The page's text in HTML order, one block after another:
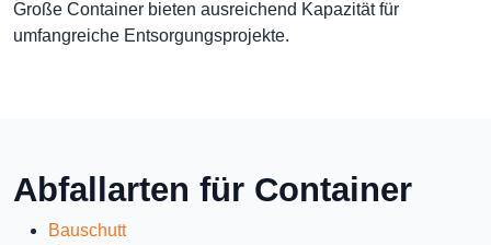
Große Container bieten ausreichend Kapazität für
umfangreiche Entsorgungsprojekte.
Abfallarten für Container
Bauschutt